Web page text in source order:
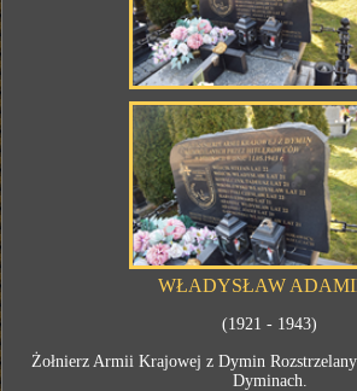
WŁADYSŁAW
(1921 - 1943)
Żołnierz Armii Krajowej z Dymin
Dyminach.